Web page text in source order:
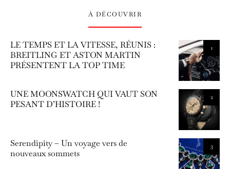
À DÉCOUVRIR
1
LE TEMPS ET LA VITESSE, RÉUNIS :
BREITLING ET ASTON MARTIN
PRÉSENTENT LA TOP TIME
2
UNE MOONSWATCH QUI VAUT SON
PESANT D’HISTOIRE !
3
Serendipity – Un voyage vers de
nouveaux sommets